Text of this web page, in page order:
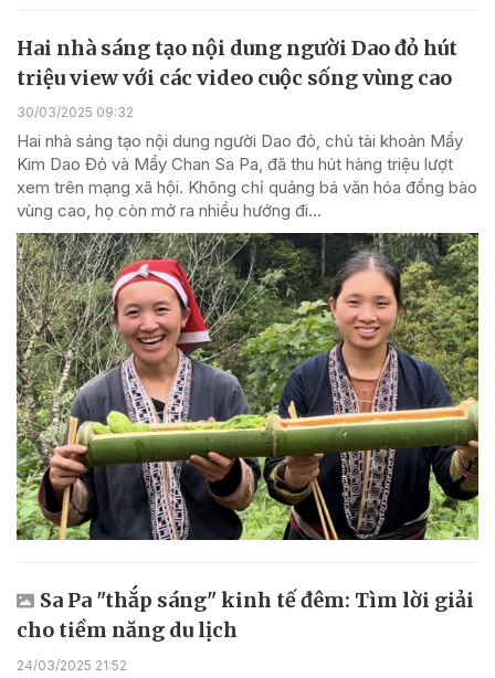
Hai nhà sáng tạo nội dung người Dao đỏ hút
triệu view với các video cuộc sống vùng cao
30/03/2025 09:32
Hai nhà sáng tạo nội dung người Dao đỏ, chủ tài khoản Mẩy
Kim Dao Đỏ và Mẩy Chan Sa Pa, đã thu hút hàng triệu lượt
xem trên mạng xã hội. Không chỉ quảng bá văn hóa đồng bào
vùng cao, họ còn mở ra nhiều hướng đi...
Sa Pa "thắp sáng" kinh tế đêm: Tìm lời giải
cho tiềm năng du lịch
24/03/2025 21:52